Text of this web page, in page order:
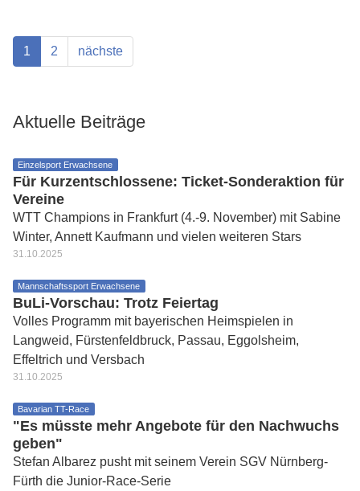
1 2 nächste
Aktuelle Beiträge
Einzelsport Erwachsene
Für Kurzentschlossene: Ticket-Sonderaktion für
Vereine
WTT Champions in Frankfurt (4.-9. November) mit Sabine
Winter, Annett Kaufmann und vielen weiteren Stars
31.10.2025
Mannschaftssport Erwachsene
BuLi-Vorschau: Trotz Feiertag
Volles Programm mit bayerischen Heimspielen in
Langweid, Fürstenfeldbruck, Passau, Eggolsheim,
Effeltrich und Versbach
31.10.2025
Bavarian TT-Race
"Es müsste mehr Angebote für den Nachwuchs
geben"
Stefan Albarez pusht mit seinem Verein SGV Nürnberg-
Fürth die Junior-Race-Serie